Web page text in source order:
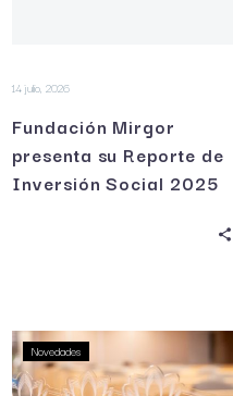
14 julio, 2026
Fundación Mirgor
presenta su Reporte de
Inversión Social 2025
Novedades